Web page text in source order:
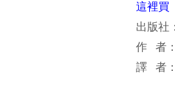
這裡買
出版社
作 者
譯 者